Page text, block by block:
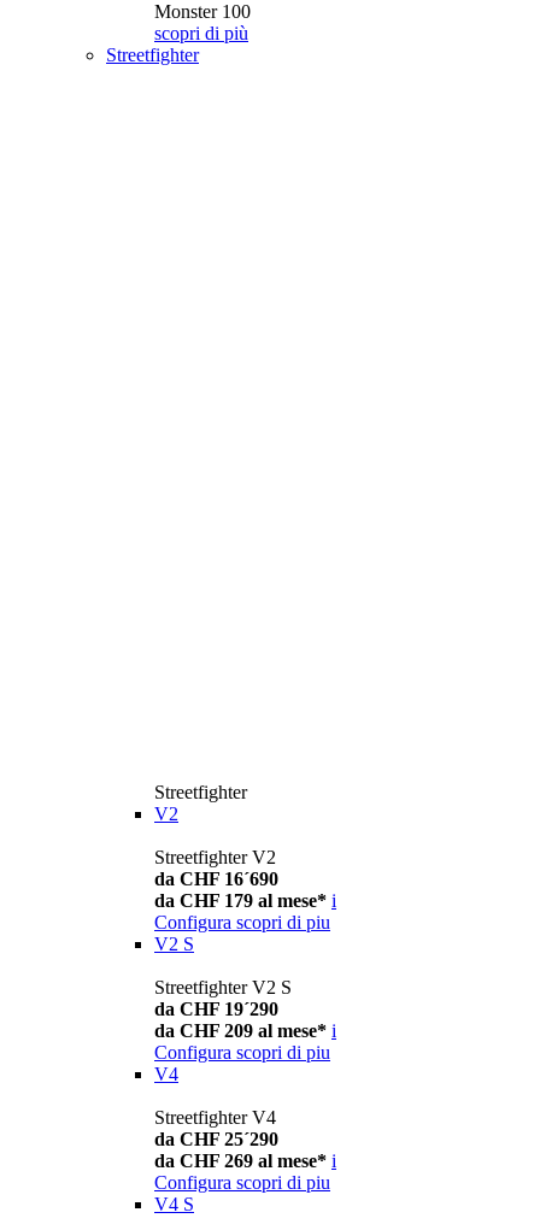
Monster 100
scopri di più
Streetfighter
Streetfighter
V2
Streetfighter V2
da CHF 16´690
da CHF 179 al mese* i
Configura scopri di piu
V2 S
Streetfighter V2 S
da CHF 19´290
da CHF 209 al mese* i
Configura scopri di piu
V4
Streetfighter V4
da CHF 25´290
da CHF 269 al mese* i
Configura scopri di piu
V4 S